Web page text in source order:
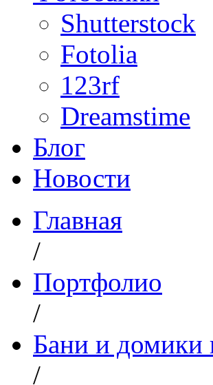
Shutterstock
Fotolia
123rf
Dreamstime
Блог
Новости
Главная
/
Портфолио
/
Бани и
/